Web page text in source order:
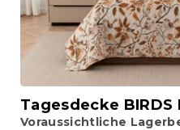
n
go
u
Tagesdecke BIRDS
Voraussichtliche